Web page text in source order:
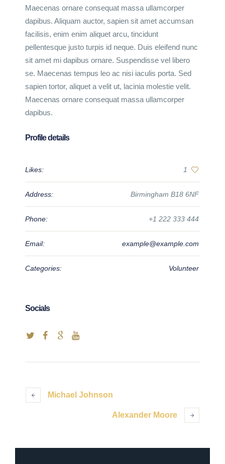
Maecenas ornare consequat massa ullamcorper
dapibus. Aliquam auctor, sapien sit amet accumsan
facilisis, enim enim aliquet arcu, tincidunt
pellentesque justo turpis id neque. Duis eleifend nunc
sit amet mi dapibus ornare. Suspendisse vel libero
se. Maecenas tempus leo ac nisi iaculis porta. Sed
sapien tortor, aliquet a velit ut, lacinia molestie velit.
Maecenas ornare consequat massa ullamcorper
dapibus.
Profile details
Likes: 1
Address: Birmingham B18 6NF
Phone: +1 222 333 444
Email: example@example.com
Categories: Volunteer
Socials
Michael Johnson
Alexander Moore